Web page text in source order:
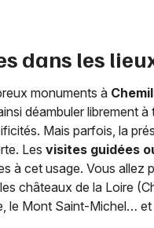
dans les
monuments à
déambuler librement
Mais parfois, la
Les visites guidées
à cet usage. Vous allez
châteaux de la Loire
le Mont Saint-Michel… et